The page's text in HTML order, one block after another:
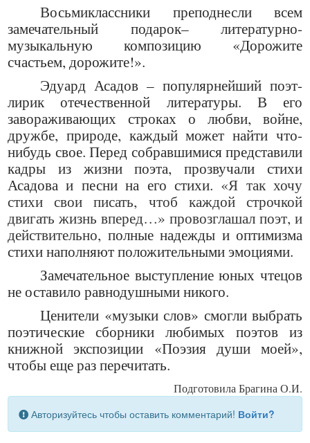
Восьмиклассники преподнесли всем
замечательный подарок– литературно-
музыкальную композицию «Дорожите
счастьем, дорожите!».
Эдуард Асадов – популярнейший поэт-
лирик отечественной литературы. В его
завораживающих строках о любви, войне,
дружбе, природе, каждый может найти что-
нибудь свое. Перед собравшимися представили
кадры из жизни поэта, прозвучали стихи
Асадова и песни на его стихи. «Я так хочу
стихи свои писать, чтоб каждой строчкой
двигать жизнь вперед…» провозглашал поэт, и
действительно, полные надежды и оптимизма
стихи наполняют положительными эмоциями.
Замечательное выступление юных чтецов
не оставило равнодушными никого.
Ценители «музыки слов» смогли выбрать
поэтические сборники любимых поэтов из
книжной экспозиции «Поэзия души моей»,
чтобы еще раз перечитать.
Подготовила Брагина О.И.
Авторизуйтесь чтобы оставить комментарий! Войти?